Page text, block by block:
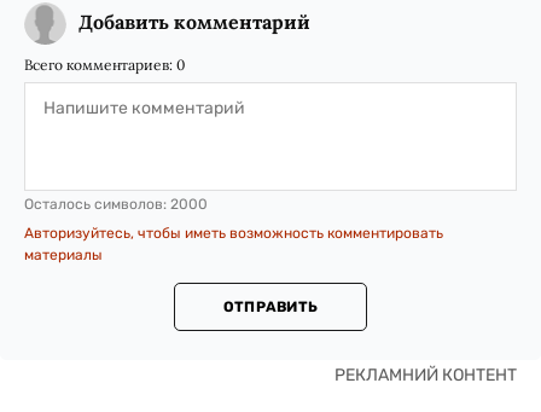
Добавить комментарий
Всего комментариев: 0
Осталось символов: 2000
Авторизуйтесь, чтобы иметь возможность комментировать
материалы
ОТПРАВИТЬ